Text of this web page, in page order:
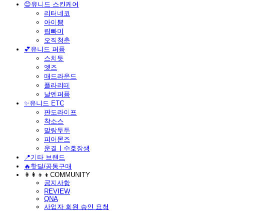
😊유니드 스킨케어
리터네코
아이쁨
립빠미
오직청춘
💕유니드 퍼퓸
스치듯
엣즈
매드라운드
플라리떼
날엔퍼퓸
​✨유니드 ETC
판도라이프
착소스
말랑두두
피어몬즈
운결ㅣ수호장생
📍기타 브랜드
🔥핫딜/공동구매
👩‍👩‍👦‍👦COMMUNITY
공지사항
REVIEW
QNA
사업자 회원 승인 요청